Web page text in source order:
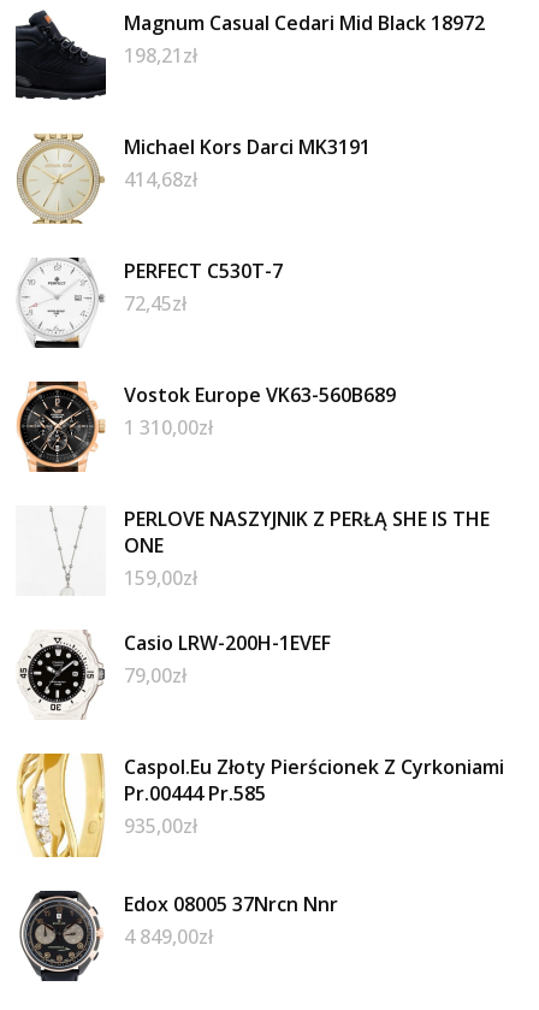
Magnum Casual Cedari Mid Black 18972
198,21zł
Michael Kors Darci MK3191
414,68zł
PERFECT C530T-7
72,45zł
Vostok Europe VK63-560B689
1 310,00zł
PERLOVE NASZYJNIK Z PERŁĄ SHE IS THE
ONE
159,00zł
Casio LRW-200H-1EVEF
79,00zł
Caspol.Eu Złoty Pierścionek Z Cyrkoniami
Pr.00444 Pr.585
935,00zł
Edox 08005 37Nrcn Nnr
4 849,00zł